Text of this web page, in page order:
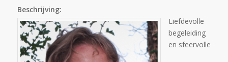
Beschrijving:
Liefdevolle
begeleiding
en sfeervolle